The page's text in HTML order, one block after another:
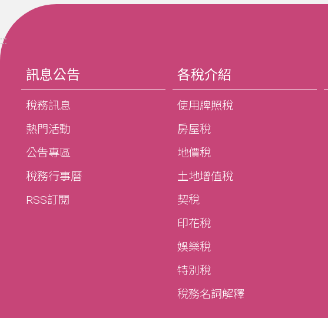
:::
訊息公告
稅務訊息
熱門活動
公告專區
稅務行事曆
RSS訂閱
各稅介紹
使用牌照稅
房屋稅
地價稅
土地增值稅
契稅
印花稅
娛樂稅
特別稅
稅務名詞解釋